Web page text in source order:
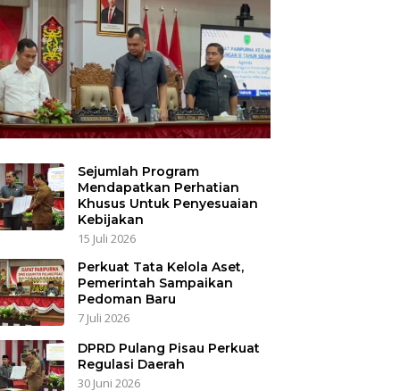
Sejumlah Program
Mendapatkan Perhatian
Khusus Untuk Penyesuaian
Kebijakan
15 Juli 2026
Perkuat Tata Kelola Aset,
Pemerintah Sampaikan
Pedoman Baru
7 Juli 2026
DPRD Pulang Pisau Perkuat
Regulasi Daerah
30 Juni 2026